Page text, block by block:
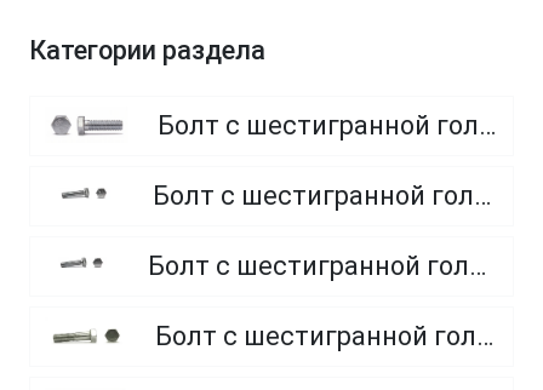
Категории раздела
Болт с шестигранной головкой, полная резьба, класс прочности 8.8
Болт с шестигранной головкой, полная резьба, класс прочности 4.8 и 5.8
Болт с шестигранной головкой, полная резьба, из нержавеющей стали A2 и A4
Болт с шестигранной головкой, неполная резьба, класс прочности 5.8